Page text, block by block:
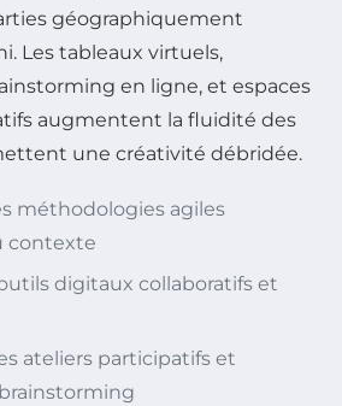
géographiquement
Les tableaux virtuels,
en ligne, et espaces
augmentent la fluidité des
une créativité débridée.
méthodologies agiles
contexte
digitaux collaboratifs et
ateliers participatifs et